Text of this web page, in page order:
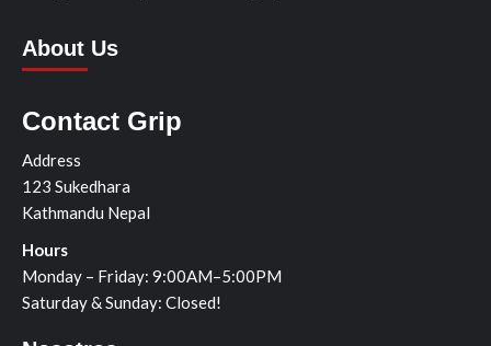
About Us
Contact Grip
Address
123 Sukedhara
Kathmandu Nepal
Hours
Monday – Friday: 9:00AM–5:00PM
Saturday & Sunday: Closed!